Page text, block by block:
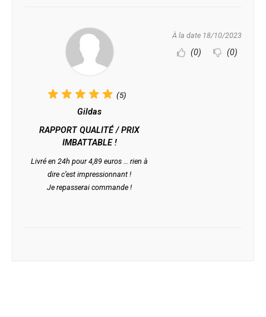
(5)
Gildas
RAPPORT QUALITÉ / PRIX
IMBATTABLE !
Livré en 24h pour 4,89 euros … rien à
dire c’est impressionnant !
Je repasserai commande !
À la date 18/10/2023
(0) (0)